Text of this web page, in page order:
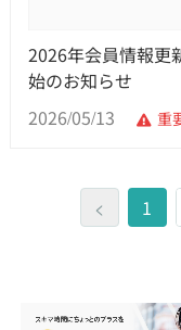
2026年会員情報更
始のお知らせ
2026/05/13
重
< 1